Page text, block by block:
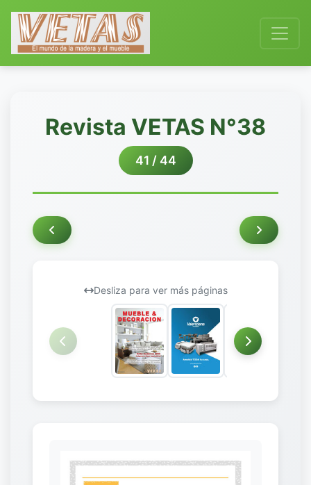
Revista VETAS N°38
41 / 44
Desliza para ver más páginas